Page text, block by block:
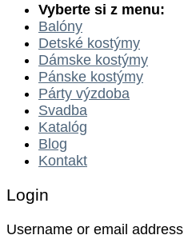
Vyberte si z menu:
Balóny
Detské kostýmy
Dámske kostýmy
Pánske kostýmy
Párty výzdoba
Svadba
Katalóg
Blog
Kontakt
Login
Username or email address